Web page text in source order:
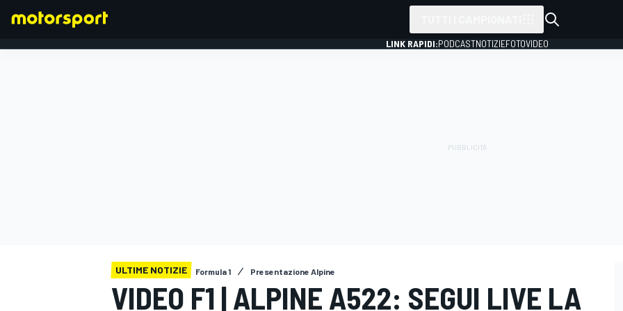
LINK RAPIDI:PODCASTNOTIZIEFOTOVIDEO
ULTIME NOTIZIE Formula 1 Presentazione Alpine
VIDEO F1 | ALPINE A522: SEGUI LIVE LA